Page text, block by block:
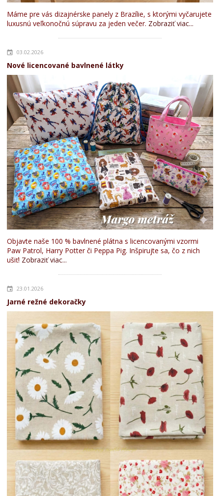
Máme pre vás dizajnérske panely z Brazílie, s ktorými vyčarujete
luxusnú veľkonočnú súpravu za jeden večer. Zobraziť viac...
03.02.2026
Nové licencované bavlnené látky
Objavte naše 100 % bavlnené plátna s licencovanými vzormi
Paw Patrol, Harry Potter či Peppa Pig. Inšpirujte sa, čo z nich
ušiť! Zobraziť viac...
23.01.2026
Jarné režné dekoračky